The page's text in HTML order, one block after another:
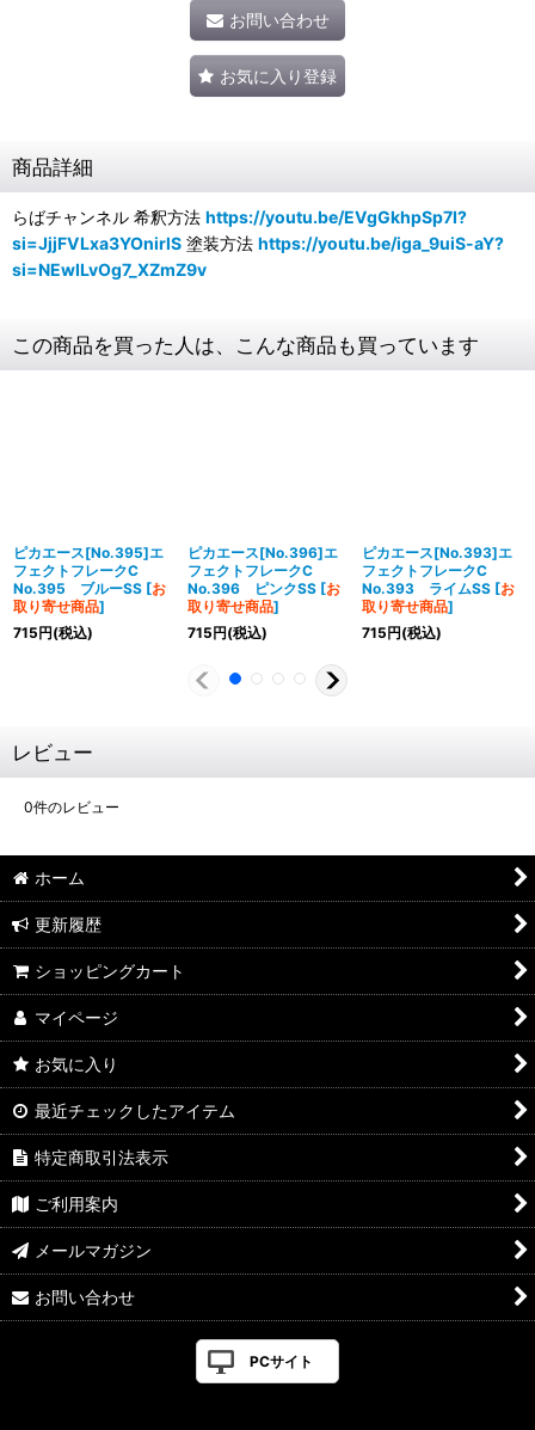
お問い合わせ
お気に入り登録
商品詳細
らばチャンネル 希釈方法 https://youtu.be/EVgGkhpSp7I?
si=JjjFVLxa3YOnirlS 塗装方法 https://youtu.be/iga_9uiS-aY?
si=NEwILvOg7_XZmZ9v
この商品を買った人は、こんな商品も買っています
ピカエース[No.395]エ
フェクトフレークC
No.395 ブルーSS [お
取り寄せ商品]
715円(税込)
ピカエース[No.396]エ
フェクトフレークC
No.396 ピンクSS [お
取り寄せ商品]
715円(税込)
ピカエース[No.393]エ
フェクトフレークC
No.393 ライムSS [お
取り寄せ商品]
715円(税込)
レビュー
0件のレビュー
ホーム
更新履歴
ショッピングカート
マイページ
お気に入り
最近チェックしたアイテム
特定商取引法表示
ご利用案内
メールマガジン
お問い合わせ
PCサイト